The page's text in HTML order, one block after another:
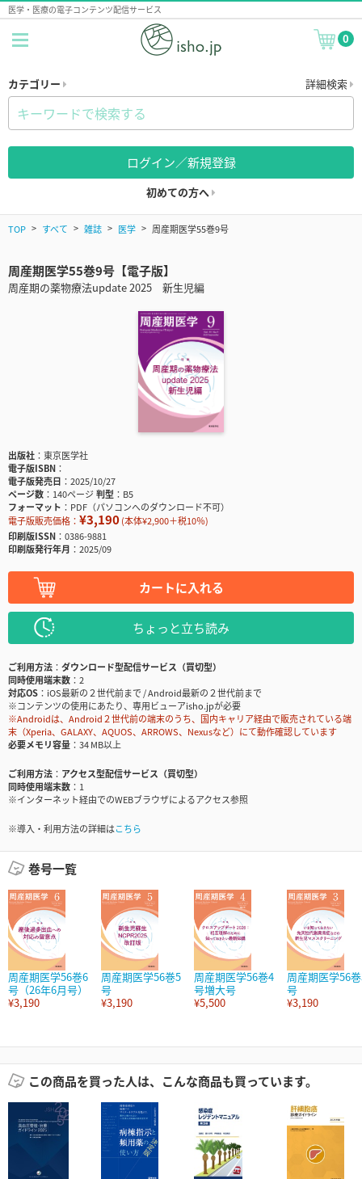
医学・医療の電子コンテンツ配信サービス
0
カテゴリー 詳細検索
ログイン／新規登録
初めての方へ
TOP すべて 雑誌 医学 周産期医学55巻9号
周産期医学55巻9号【電子版】
周産期の薬物療法update 2025 新生児編
出版社
東京医学社
電子版ISBN
電子版発売日
2025/10/27
ページ数
140ページ判型
B5
フォーマット
PDF（パソコンへのダウンロード不可）
電子版販売価格： ¥3,190(本体¥2,900＋税10％)
印刷版ISSN
0386-9881
印刷版発行年月
2025/09
カートに入れる
ちょっと立ち読み
ご利用方法
ダウンロード型配信サービス（買切型）
同時使用端末数
2
対応OS
iOS最新の２世代前まで / Android最新の２世代前まで
※コンテンツの使用にあたり、専用ビューアisho.jpが必要
※Androidは、Android２世代前の端末のうち、国内キャリア経由で販売されている端
末（Xperia、GALAXY、AQUOS、ARROWS、Nexusなど）にて動作確認しています
必要メモリ容量
34 MB以上
ご利用方法
アクセス型配信サービス（買切型）
同時使用端末数
1
※インターネット経由でのWEBブラウザによるアクセス参照
※導入・利用方法の詳細はこちら
巻号一覧
周産期医学56巻6
号（26年6月号）
¥3,190
周産期医学56巻5
号
¥3,190
周産期医学56巻4
号増大号
¥5,500
周産期医学56
号
¥3,190
この商品を買った人は、こんな商品も買っています。